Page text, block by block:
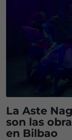
La Aste
son las
en Bilbao